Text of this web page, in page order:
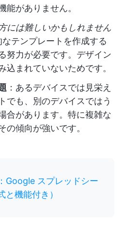
能がありません。
には難しいかもしれません
テンプレートを作成する
努力が必要です。デザイン
込まれていないためです。
：あるデバイスでは見栄え
でも、別のデバイスではう
合があります。特に複雑な
の傾向が強いです。
Google スプレッドシー
と機能付き）